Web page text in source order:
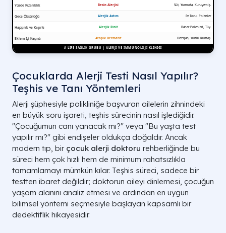
Çocuklarda Alerji Testi Nasıl Yapılır?
Teşhis ve Tanı Yöntemleri
Alerji şüphesiyle polikliniğe başvuran ailelerin zihnindeki
en büyük soru işareti, teşhis sürecinin nasıl işlediğidir.
"Çocuğumun canı yanacak mı?" veya "Bu yaşta test
yapılır mı?" gibi endişeler oldukça doğaldır. Ancak
modern tıp, bir çocuk alerji doktoru rehberliğinde bu
süreci hem çok hızlı hem de minimum rahatsızlıkla
tamamlamayı mümkün kılar. Teşhis süreci, sadece bir
testten ibaret değildir; doktorun aileyi dinlemesi, çocuğun
yaşam alanını analiz etmesi ve ardından en uygun
bilimsel yöntemi seçmesiyle başlayan kapsamlı bir
dedektiflik hikayesidir.